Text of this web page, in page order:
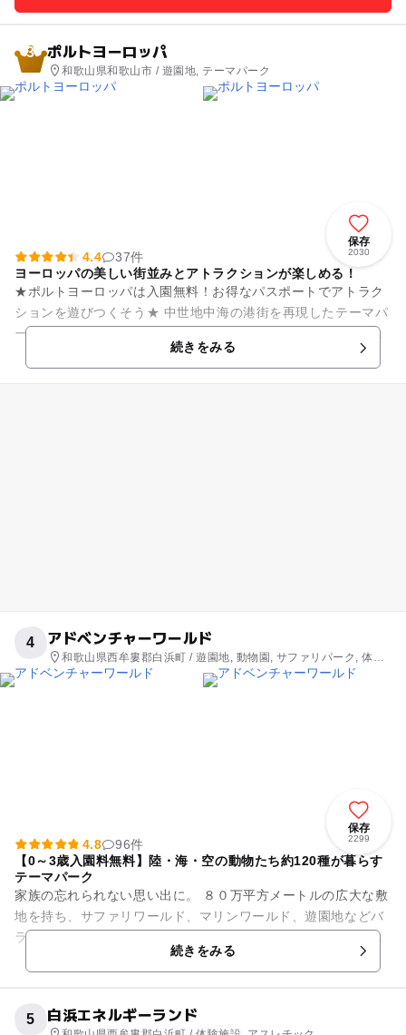
3 ポルトヨーロッパ
和歌山県和歌山市 / 遊園地, テーマパーク
保存
2030
4.4
37件
ヨーロッパの美しい街並みとアトラクションが楽しめる！
★ポルトヨーロッパは入園無料！お得なパスポートでアトラク
ションを遊びつくそう★ 中世地中海の港街を再現したテーマパ
ークで、フランス・イタリア・スペインといった美しいヨーロ
続きをみる
4 アドベンチャーワールド
和歌山県西牟婁郡白浜町 / 遊園地, 動物園, サファリパーク, 体験
施設
保存
2299
4.8
96件
【0～3歳入園料無料】陸・海・空の動物たち約120種が暮らす
テーマパーク
家族の忘れられない思い出に。 ８０万平方メートルの広大な敷
地を持ち、サファリワールド、マリンワールド、遊園地などバ
ラエティーが豊富な施設が揃ったテーマパーク。サファリワー
ルドやふれあい広場では...続きをみる
5 白浜エネルギーランド